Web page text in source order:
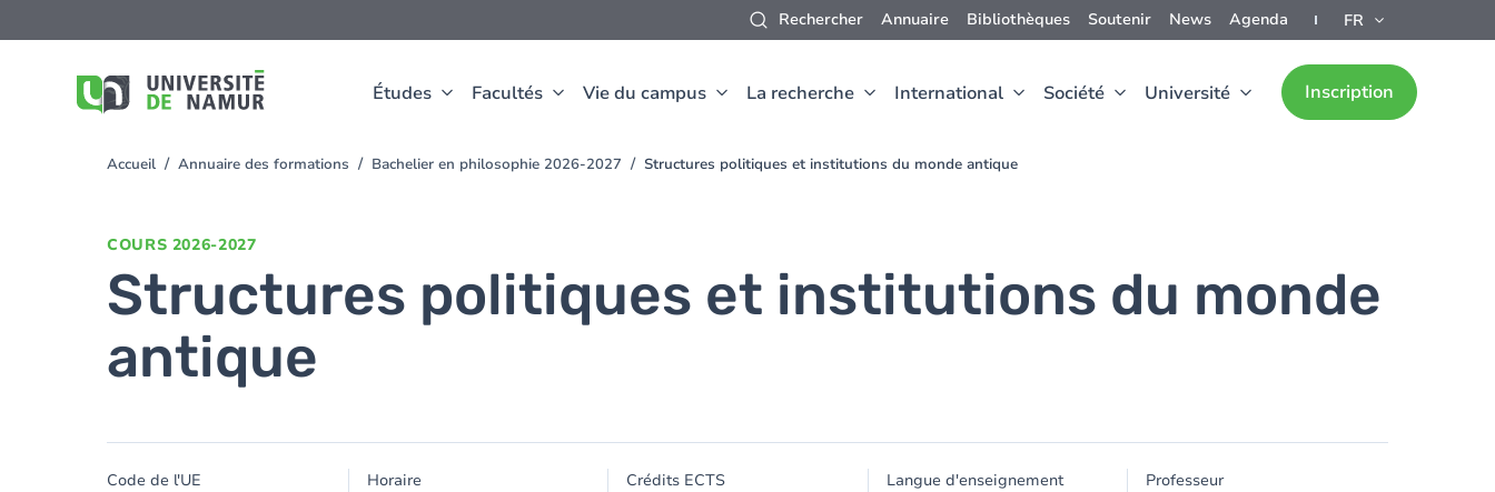
Rechercher Annuaire Bibliothèques Soutenir News Agenda FR
Études Facultés Vie du campus La recherche International Société Université Inscription
au
You
Accueil Annuaire des formations Bachelier en philosophie 2026-2027 Structures politiques et institutions du monde antique
COURS 2026-2027
Structures politiques et institutions du monde
antique
Code de l'UE Horaire Crédits ECTS Langue d'enseignement Professeur